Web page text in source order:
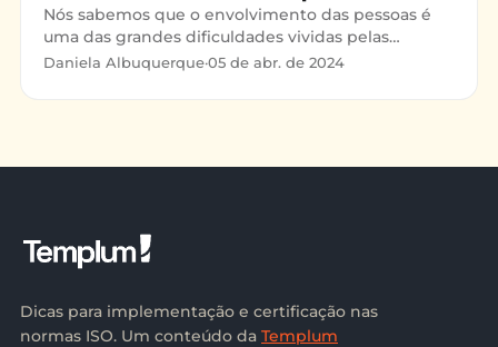
Nós sabemos que o envolvimento das pessoas é
uma das grandes dificuldades vividas pelas
empresas. Neste post falamos como driblar esse
Daniela Albuquerque·05 de abr. de 2024
Dicas para implementação e certificação nas
normas ISO. Um conteúdo da Templum